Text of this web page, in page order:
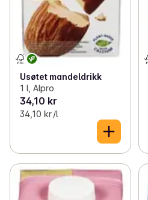
Usøtet mandeldrikk
1 l, Alpro
34,10 kr
34,10 kr /l